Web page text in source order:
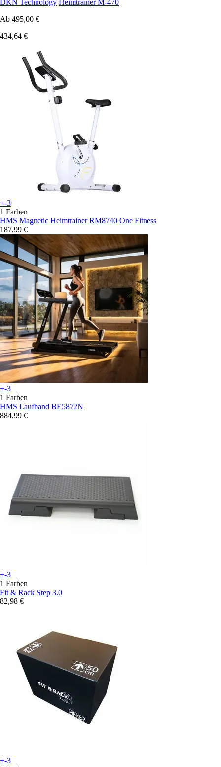
DKN Technology Heimtrainer M-470
Ab 495,00 €
434,64 €
+-3
1 Farben
HMS Magnetic Heimtrainer RM8740 One Fitness
187,99 €
+-3
1 Farben
HMS Laufband BE5872N
884,99 €
+-3
1 Farben
Fit & Rack Step 3.0
82,98 €
+-3